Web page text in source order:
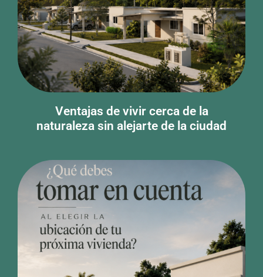
Ventajas de vivir cerca de la
naturaleza sin alejarte de la ciudad